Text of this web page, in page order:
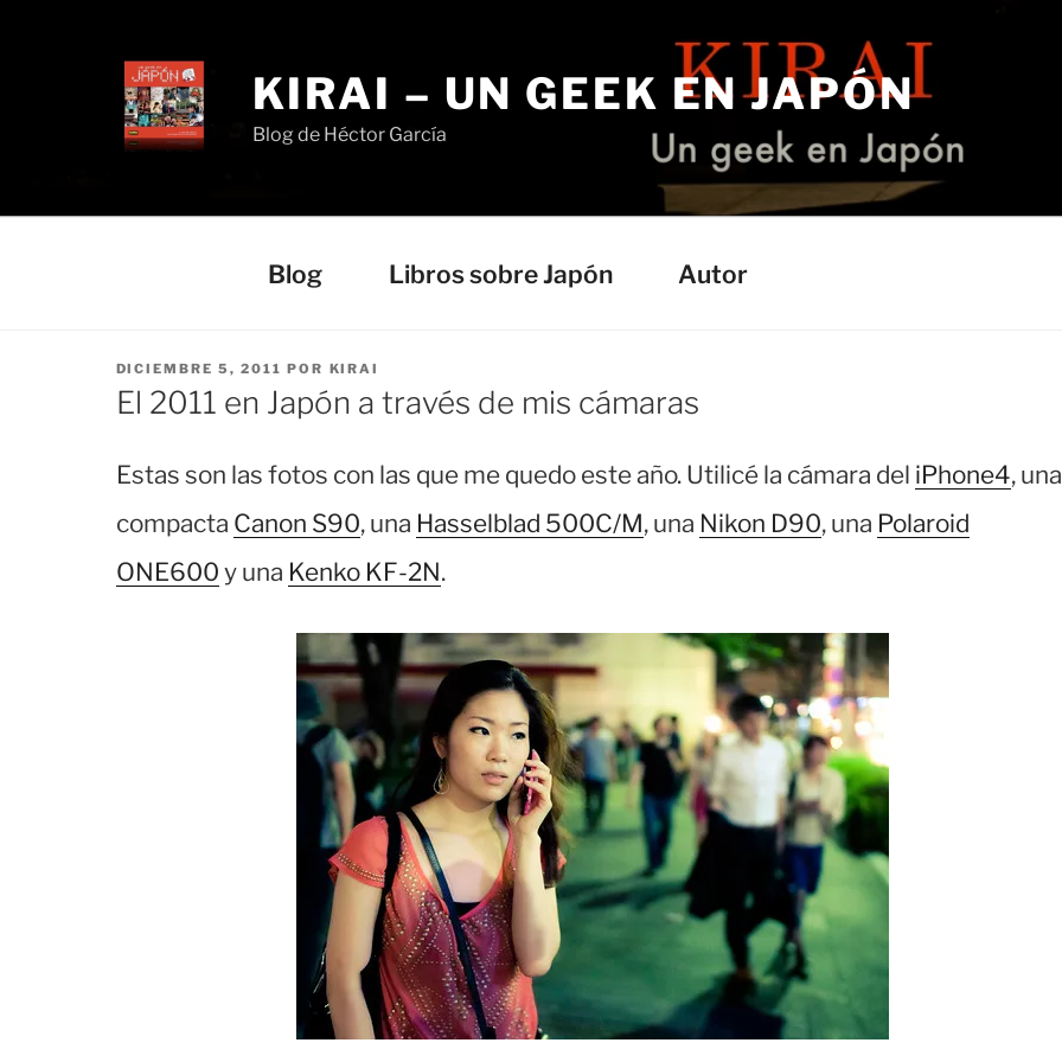
KIRAI – UN GEEK EN JAPÓN
Blog de Héctor García
Blog Libros sobre Japón Autor
PUBLICADO
EL
DICIEMBRE 5, 2011 POR KIRAI
El 2011 en Japón a través de mis cámaras
Estas son las fotos con las que me quedo este año. Utilicé la cámara del iPhone4, una
compacta Canon S90, una Hasselblad 500C/M, una Nikon D90, una Polaroid
ONE600 y una Kenko KF-2N.